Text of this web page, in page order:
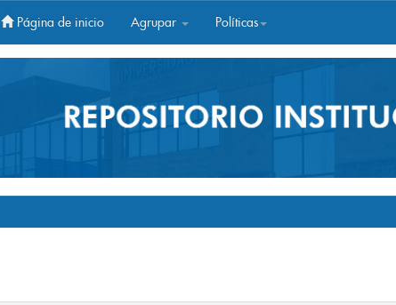
Página de inicio Agrupar Políticas